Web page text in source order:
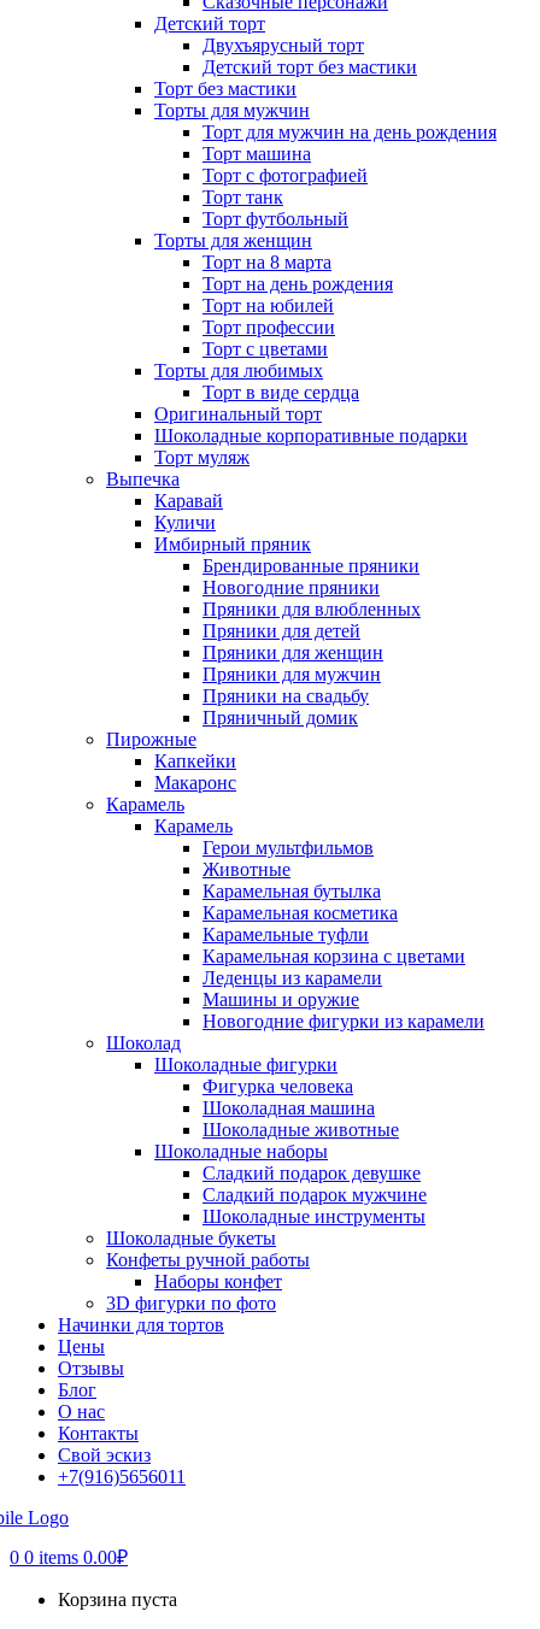
Детский торт
Двухъярусный торт
Детский торт без мастики
Торт без мастики
Торты для мужчин
Торт для мужчин на день рождения
Торт машина
Торт с фотографией
Торт танк
Торт футбольный
Торты для женщин
Торт на 8 марта
Торт на день рождения
Торт на юбилей
Торт профессии
Торт с цветами
Торты для любимых
Торт в виде сердца
Оригинальный торт
Шоколадные корпоративные подарки
Торт муляж
Выпечка
Каравай
Куличи
Имбирный пряник
Брендированные пряники
Новогодние пряники
Пряники для влюбленных
Пряники для детей
Пряники для женщин
Пряники для мужчин
Пряники на свадьбу
Пряничный домик
Пирожные
Капкейки
Макаронс
Карамель
Карамель
Герои мультфильмов
Животные
Карамельная бутылка
Карамельная косметика
Карамельные туфли
Карамельная корзина с цветами
Леденцы из карамели
Машины и оружие
Новогодние фигурки из карамели
Шоколад
Шоколадные фигурки
Фигурка человека
Шоколадная машина
Шоколадные животные
Шоколадные наборы
Сладкий подарок девушке
Сладкий подарок мужчине
Шоколадные инструменты
Шоколадные букеты
Конфеты ручной работы
Наборы конфет
3D фигурки по фото
Начинки для тортов
Цены
Отзывы
Блог
О нас
Контакты
Свой эскиз
+7(916)5656011
0 0 items 0.00₽
Корзина пуста